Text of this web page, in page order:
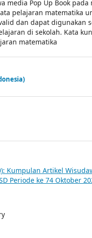
media Pop Up Book pada
pelajaran matematika
dan dapat digunakan
di sekolah. Kata
matematika
Kumpulan Artikel
Periode ke 74 Oktober